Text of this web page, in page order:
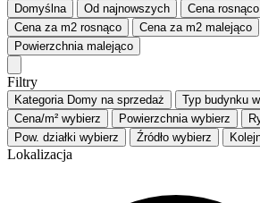
Domyślna Od najnowszych Cena rosnąco
Cena za m2 rosnąco Cena za m2 malejąco
Powierzchnia malejąco
Filtry
Kategoria Domy na sprzedaż Typ budynku
Cena/m² wybierz Powierzchnia wybierz
Pow. działki wybierz Źródło wybierz
Lokalizacja